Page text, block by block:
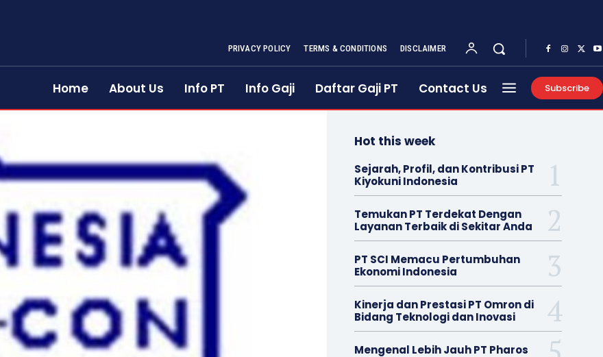
PRIVACY POLICY TERMS & CONDITIONS DISCLAIMER
Home About Us Info PT Info Gaji Daftar Gaji PT Contact Us Subscribe
Hot this week
Sejarah, Profil, dan Kontribusi PT
Kiyokuni Indonesia
Temukan PT Terdekat Dengan
Layanan Terbaik di Sekitar Anda
PT SCI Memacu Pertumbuhan
Ekonomi Indonesia
Kinerja dan Prestasi PT Omron di
Bidang Teknologi dan Inovasi
Mengenal Lebih Jauh PT Pharos